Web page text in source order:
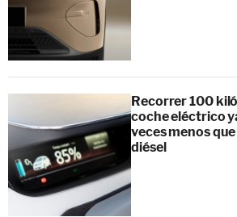
Recorrer 100
coche eléctrico
veces menos
diésel